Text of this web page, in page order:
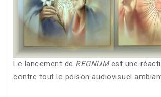
Le lancement de REGNUMest une
contre tout le poison audiovisuel